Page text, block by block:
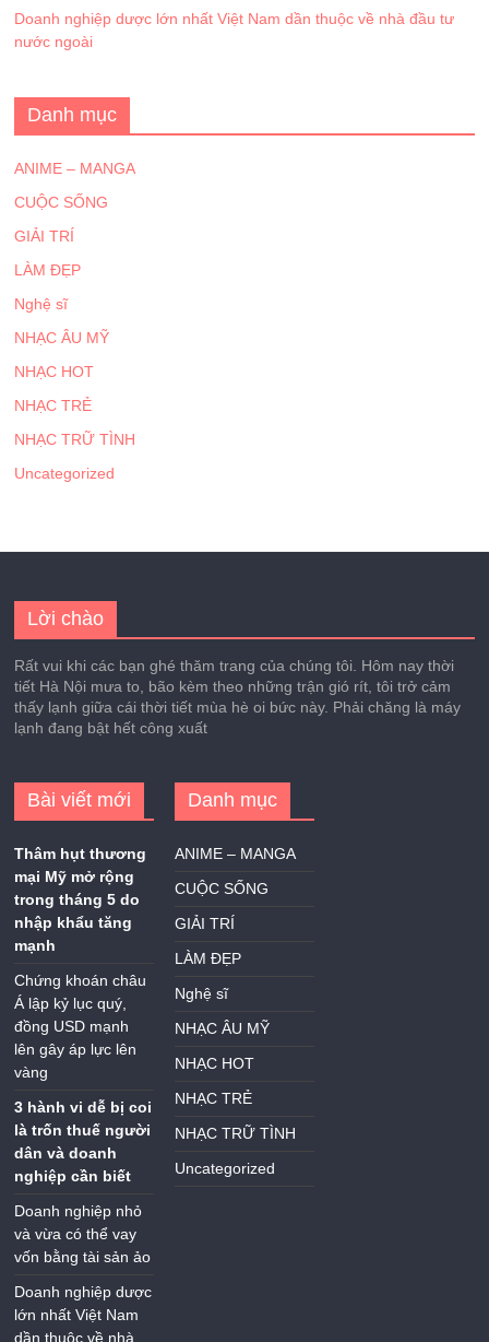
Doanh nghiệp dược lớn nhất Việt Nam dần thuộc về nhà đầu tư
nước ngoài
Danh mục
ANIME – MANGA
CUỘC SỐNG
GIẢI TRÍ
LÀM ĐẸP
Nghệ sĩ
NHẠC ÂU MỸ
NHẠC HOT
NHẠC TRẺ
NHẠC TRỮ TÌNH
Uncategorized
Lời chào
Rất vui khi các bạn ghé thăm trang của chúng tôi. Hôm nay thời
tiết Hà Nội mưa to, bão kèm theo những trận gió rít, tôi trở cảm
thấy lạnh giữa cái thời tiết mùa hè oi bức này. Phải chăng là máy
lạnh đang bật hết công xuất
Bài viết mới
Thâm hụt thương
mại Mỹ mở rộng
trong tháng 5 do
nhập khẩu tăng
mạnh
Chứng khoán châu
Á lập kỷ lục quý,
đồng USD mạnh
lên gây áp lực lên
vàng
3 hành vi dễ bị coi
là trốn thuế người
dân và doanh
nghiệp cần biết
Doanh nghiệp nhỏ
và vừa có thể vay
vốn bằng tài sản ảo
Doanh nghiệp dược
lớn nhất Việt Nam
dần thuộc về nhà
Danh mục
ANIME – MANGA
CUỘC SỐNG
GIẢI TRÍ
LÀM ĐẸP
Nghệ sĩ
NHẠC ÂU MỸ
NHẠC HOT
NHẠC TRẺ
NHẠC TRỮ TÌNH
Uncategorized